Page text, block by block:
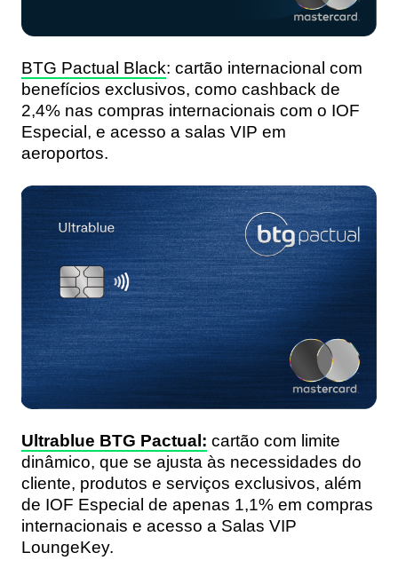
BTG Pactual Black: cartão internacional com
benefícios exclusivos, como cashback de
2,4% nas compras internacionais com o IOF
Especial, e acesso a salas VIP em
aeroportos.
Ultrablue BTG Pactual: cartão com limite
dinâmico, que se ajusta às necessidades do
cliente, produtos e serviços exclusivos, além
de IOF Especial de apenas 1,1% em compras
internacionais e acesso a Salas VIP
LoungeKey.